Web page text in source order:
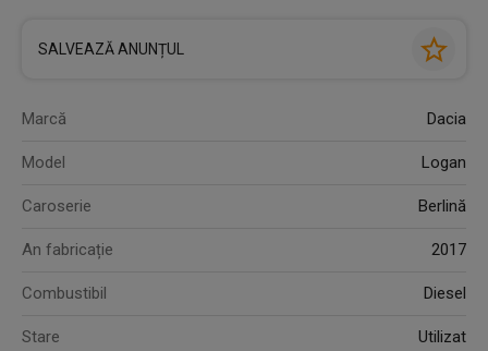
SALVEAZĂ ANUNȚUL
Marcă Dacia
Model Logan
Caroserie Berlină
An fabricație 2017
Combustibil Diesel
Stare Utilizat